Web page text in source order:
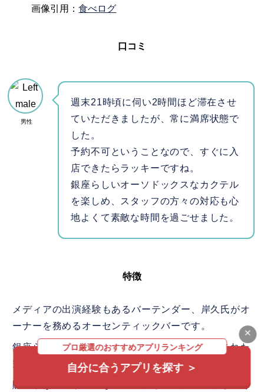
画像引用：食べログ
口コミ
男性
週末21時頃に伺い2時間ほど滞在させ
ていただきましたが、常に満席状態で
した。
予約不可ということなので、すぐに入
店できたらラッキーですね。
銀座らしいオーソドックスなカクテル
を楽しめ、スタッフの方々の対応も心
地よくて素敵な時間を過ごせました。
特徴
メディアの出演経験もあるバーテンダー、岸久氏がオ
ーナーを務めるオーセンティックバーです。
銀座らしい最高品質のカクテルと、静かで洗練された
空間が魅力。
賑やかな場所が苦手な方や、 落ち着いた相手とじっく
プロ厳選のおすすめアプリランキング
自分に合うアプリを探す ＞
×